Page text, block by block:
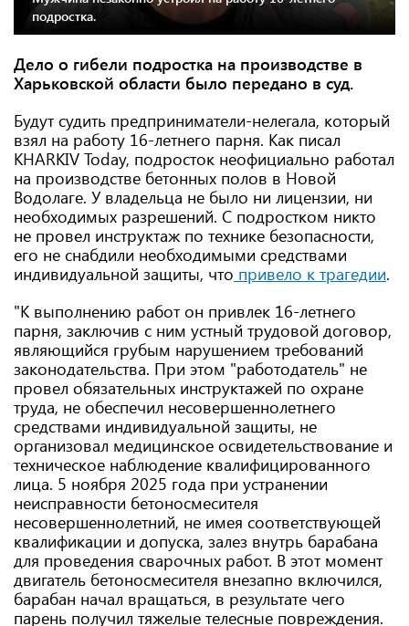
подростка.
Дело о гибели подростка на производстве в
Харьковской области было передано в суд.
Будут судить предприниматели-нелегала, который
взял на работу 16-летнего парня. Как писал
KHARKIV Today, подросток неофициально работал
на производстве бетонных полов в Новой
Водолаге. У владельца не было ни лицензии, ни
необходимых разрешений. С подростком никто
не провел инструктаж по технике безопасности,
его не снабдили необходимыми средствами
индивидуальной защиты, что привело к трагедии.
"К выполнению работ он привлек 16-летнего
парня, заключив с ним устный трудовой договор,
являющийся грубым нарушением требований
законодательства. При этом "работодатель" не
провел обязательных инструктажей по охране
труда, не обеспечил несовершеннолетнего
средствами индивидуальной защиты, не
организовал медицинское освидетельствование и
техническое наблюдение квалифицированного
лица. 5 ноября 2025 года при устранении
неисправности бетоносмесителя
несовершеннолетний, не имея соответствующей
квалификации и допуска, залез внутрь барабана
для проведения сварочных работ. В этот момент
двигатель бетоносмесителя внезапно включился,
барабан начал вращаться, в результате чего
парень получил тяжелые телесные повреждения.